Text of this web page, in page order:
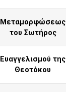
Μεταμορφώσεως
του Σωτήρος
Ευαγγελισμού της
Θεοτόκου